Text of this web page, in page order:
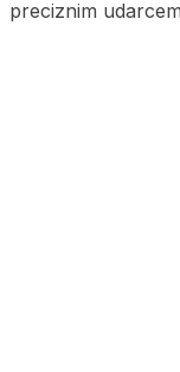
preciznim